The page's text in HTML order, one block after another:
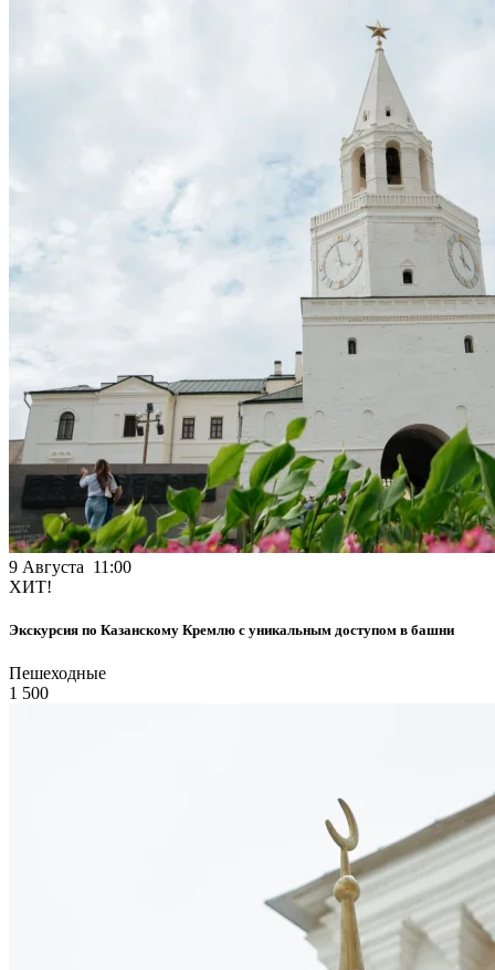
9 Августа 11:00
ХИТ!
Экскурсия по Казанскому Кремлю с уникальным доступом в башни
Пешеходные
1 500